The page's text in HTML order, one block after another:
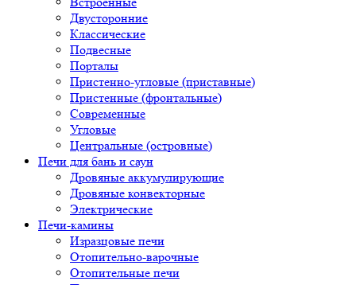
Двусторонние
Классические
Подвесные
Порталы
Пристенно-угловые (приставные)
Пристенные (фронтальные)
Современные
Угловые
Центральные (островные)
Печи для бань и саун
Дровяные аккумулирующие
Дровяные конвекторные
Электрические
Печи-камины
Изразцовые печи
Отопительно-варочные
Отопительные печи